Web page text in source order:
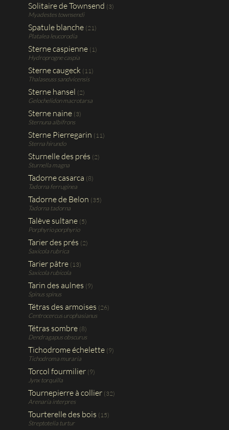
Solitaire de Townsend (3)
Myadestes townsendi
Spatule blanche (21)
Platalea leucorodia
Sterne caspienne (1)
Hydroprogne caspia
Sterne caugeck (11)
Thalaseuss sandvicensis
Sterne hansel (2)
Gelochelidon macrotarsa
Sterne naine (3)
Sternuna albifrons
Sterne Pierregarin (11)
Sterna hirundo
Sturnelle des prés (2)
Sturnella magna
Tadorne casarca (8)
Tadorna ferruginea
Tadorne de Belon (35)
Tadorna tadorna
Talève sultane (5)
Porphyrio porphyrio
Tarier des prés (2)
Saxicola rubrica
Tarier pâtre (13)
Saxicola rubicola
Tarin des aulnes (9)
Spinus spinus
Tétras des armoises (26)
Centrocercus urophasianus
Tétras sombre (8)
Dendragapus obscurus
Tichodrome échelette (9)
Tichodroma muraria
Torcol fourmilier (9)
Jynx torquilla
Tournepierre à collier (32)
Arenaria interpres
Tourterelle des bois (15)
Streptotelia turtur